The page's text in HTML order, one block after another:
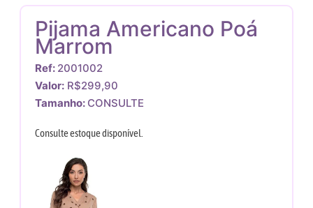
Pijama Americano Poá
Marrom
Ref: 2001002
Valor: R$299,90
Tamanho: CONSULTE
Consulte estoque disponível.